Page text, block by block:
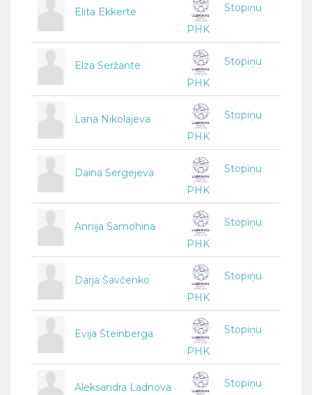
Elita Ekkerte
Stopiņu
PHK
Elza Seržante
Stopiņu
PHK
Lana Nikolajeva
Stopiņu
PHK
Daina Sergejeva
Stopiņu
PHK
Annija Samohina
Stopiņu
PHK
Darja Šavčenko
Stopiņu
PHK
Evija Šteinberga
Stopiņu
PHK
Aleksandra Ladnova
Stopiņu